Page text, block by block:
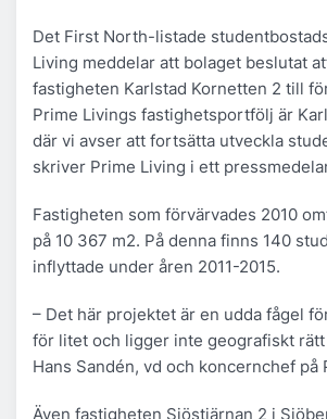
Det First North-listade
Living meddelar att bolaget beslutat
fastigheten Karlstad Kornetten 2 till
Prime Livings fastighetsportfölj är
där vi avser att fortsätta utveckla
skriver Prime Living i ett
Fastigheten som förvärvades 2010
på 10 367 m2. På denna finns 140
inflyttade under åren 2011-2015.
– Det här projektet är en udda fågel
för litet och ligger inte geografiskt
Hans Sandén, vd och koncernchef på
Även fastigheten Sjöstjärnan 2 i